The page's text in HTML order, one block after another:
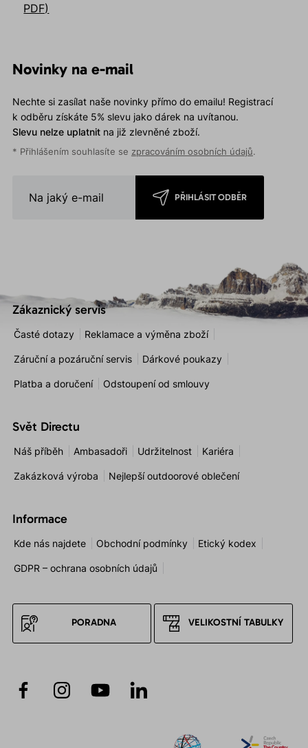
PDF)
Novinky na e-mail
Nechte si zasílat naše novinky přímo do emailu! Registrací
k odběru získáte 5% slevu jako dárek na uvítanou.
Slevu nelze uplatnitna již zlevněné zboží.
* Přihlášením souhlasíte se zpracováním osobních údajů.
PŘIHLÁSIT ODBĚR
Zákaznický servis
Časté dotazy Reklamace a výměna zboží
Záruční a pozáruční servis Dárkové poukazy
Platba a doručení Odstoupení od smlouvy
Svět Directu
Náš příběh Ambasadoři Udržitelnost Kariéra
Zakázková výroba Nejlepší outdoorové oblečení
Informace
Kde nás najdete Obchodní podmínky Etický kodex
GDPR – ochrana osobních údajů
PORADNA VELIKOSTNÍ TABULKY